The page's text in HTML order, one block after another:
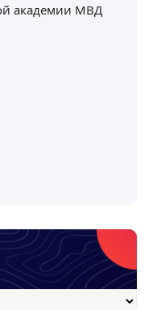
академии МВД